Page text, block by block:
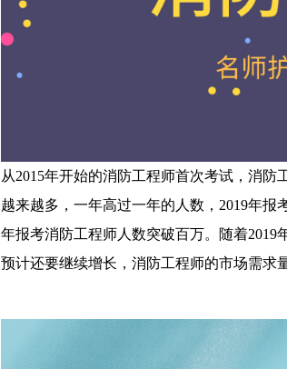
从2015年开始的消防工程师首次考试，消
越来越多，一年高过一年的人数，2019年报
年报考消防工程师人数突破百万。随着2019
预计还要继续增长，消防工程师的市场需求